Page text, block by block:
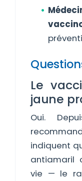
Le
jaune
Oui.
indiquent
antiamaril
vie — le